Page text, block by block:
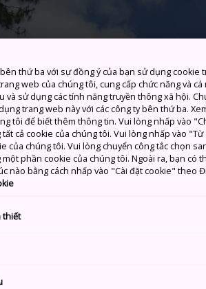
thứ ba với sự đồng ý của bạn sử dụng cookie
web của chúng tôi, cung cấp chức năng và
và sử dụng các tính năng truyền thông xã hội.
trang web này với các công ty bên thứ ba.
tôi để biết thêm thông tin. Vui lòng nhấp vào
cả cookie của chúng tôi. Vui lòng nhấp vào
của chúng tôi. Vui lòng chuyển công tắc chọn
phần cookie của chúng tôi. Ngoài ra, bạn có
nào bằng cách nhấp vào "Cài đặt cookie" theo
thiết